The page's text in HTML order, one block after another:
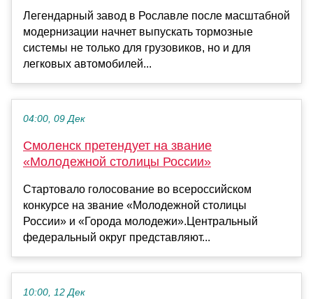
Легендарный завод в Рославле после масштабной
модернизации начнет выпускать тормозные
системы не только для грузовиков, но и для
легковых автомобилей...
04:00, 09 Дек
Смоленск претендует на звание
«Молодежной столицы России»
Стартовало голосование во всероссийском
конкурсе на звание «Молодежной столицы
России» и «Города молодежи».Центральный
федеральный округ представляют...
10:00, 12 Дек